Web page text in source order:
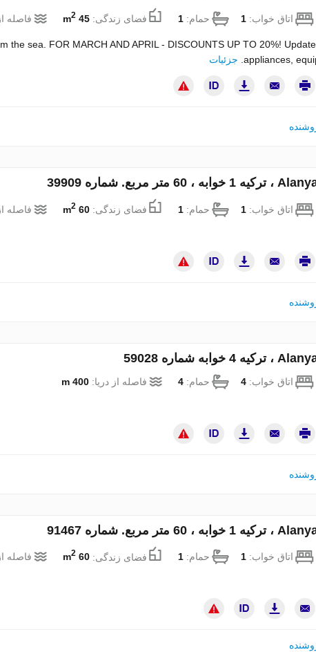
اتاق خواب:1 حمام:1 فضای زندگی:45 m
2 فاصله
the sea. FOR MARCH AND APRIL - DISCOUNTS UP TO 20%!
appliances, جزئیات
اتاق خواب:1 حمام:1 فضای زندگی:60 m
2 فاصله
اتاق خواب:4 حمام:4 فاصله از دریا:400 m
اتاق خواب:1 حمام:1 فضای زندگی:60 m
2 فاصله